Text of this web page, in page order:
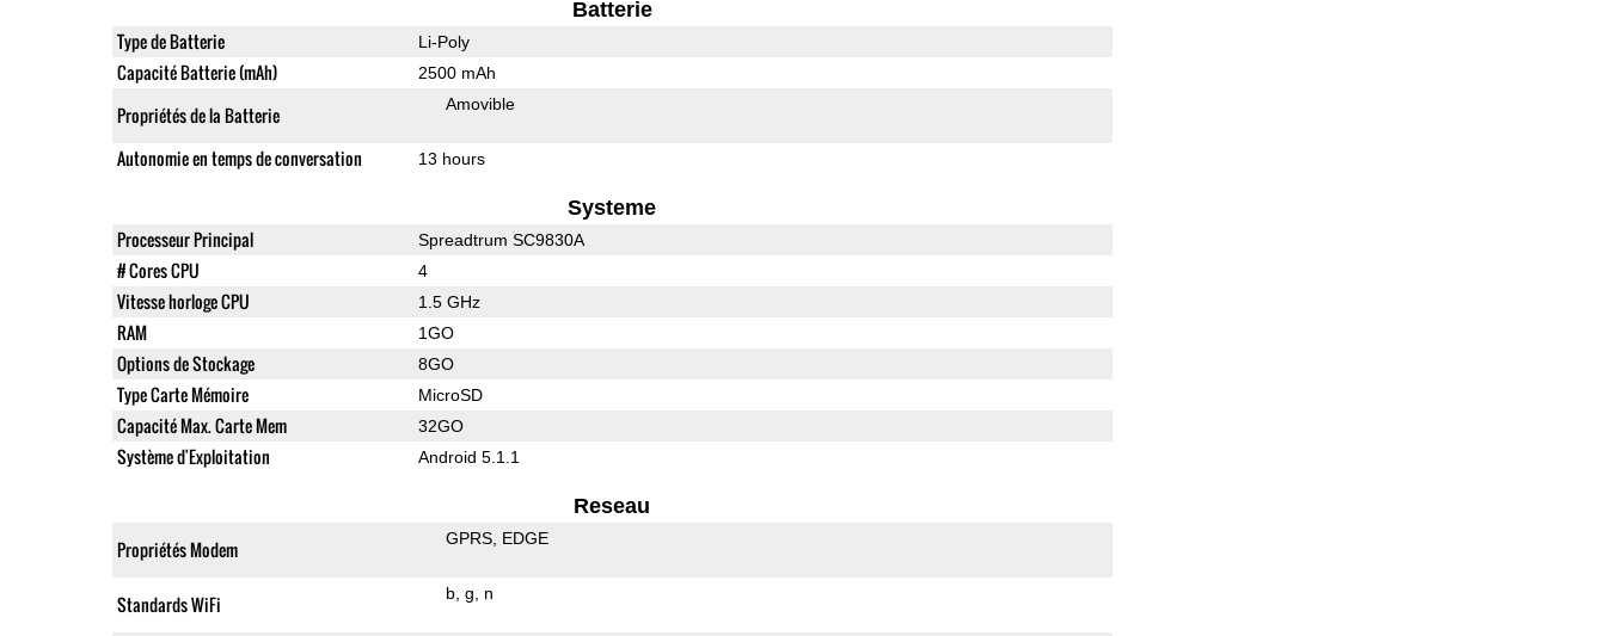
Batterie
Type de Batterie Li-Poly
Capacité Batterie (mAh) 2500 mAh
Propriétés de la Batterie Amovible
Autonomie en temps de conversation 13 hours
Systeme
Processeur Principal Spreadtrum SC9830A
# Cores CPU 4
Vitesse horloge CPU 1.5 GHz
RAM 1GO
Options de Stockage 8GO
Type Carte Mémoire MicroSD
Capacité Max. Carte Mem 32GO
Système d'Exploitation Android 5.1.1
Reseau
Propriétés Modem GPRS EDGE
Standards WiFi b g n